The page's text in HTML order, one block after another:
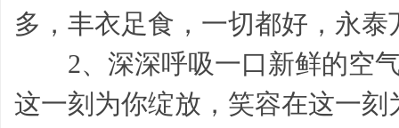
多，丰衣足食，一切都好，永泰
2、深深呼吸一口新鲜的空气
这一刻为你绽放，笑容在这一